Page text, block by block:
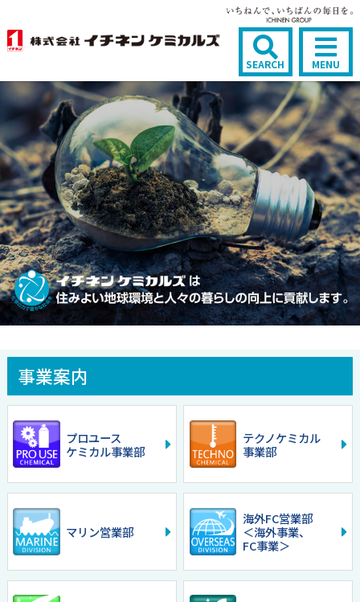
SEARCH MENU
事業案内
プロユース
ケミカル事業部
テクノケミカル
事業部
マリン営業部
海外FC営業部
＜海外事業、
FC事業＞